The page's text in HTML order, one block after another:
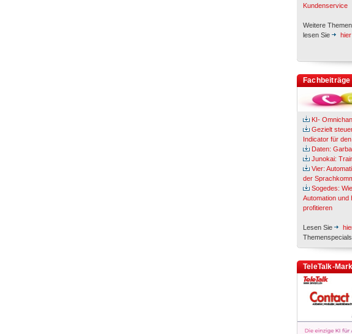
Kundenservice
Weitere
lesen Sie
hier
KI-
Gezielt
Indicator für
Daten:
Junokai:
Vier:
der
Sogedes:
Automation und
profitieren
Lesen Sie
Themenspecials
TeleTalk-